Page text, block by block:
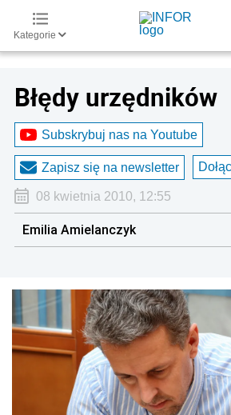
Kategorie
Błędy urzędników
Subskrybuj nas na Youtube
Zapisz się na newsletter
08 kwietnia 2010, 12:55
Emilia Amielanczyk